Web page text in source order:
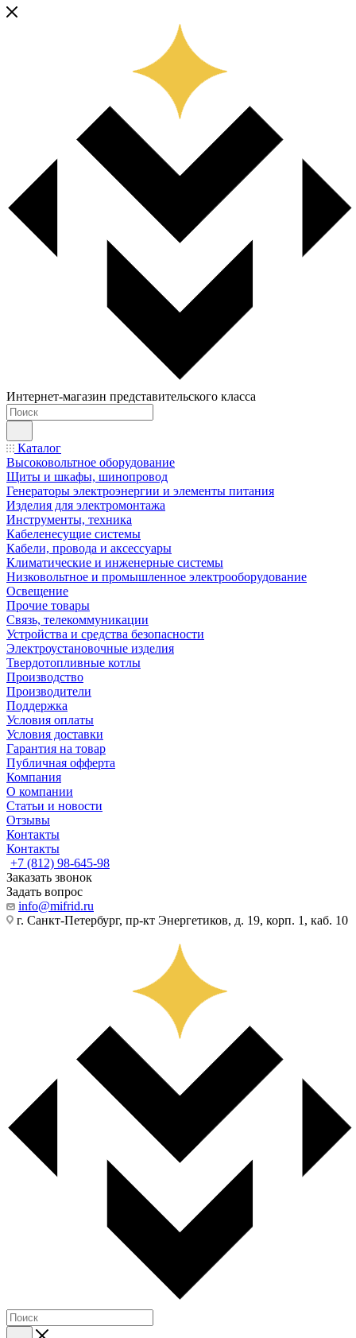
Интернет-магазин представительского класса
Каталог
Высоковольтное оборудование
Щиты и шкафы, шинопровод
Генераторы электроэнергии и элементы питания
Изделия для электромонтажа
Инструменты, техника
Кабеленесущие системы
Кабели, провода и аксессуары
Климатические и инженерные системы
Низковольтное и промышленное электрооборудование
Освещение
Прочие товары
Связь, телекоммуникации
Устройства и средства безопасности
Электроустановочные изделия
Твердотопливные котлы
Производство
Производители
Поддержка
Условия оплаты
Условия доставки
Гарантия на товар
Публичная офферта
Компания
О компании
Статьи и новости
Отзывы
Контакты
Контакты
+7 (812) 98-645-98
Заказать звонок
Задать вопрос
info@mifrid.ru
г. Санкт-Петербург, пр-кт Энергетиков, д. 19, корп. 1, каб. 10